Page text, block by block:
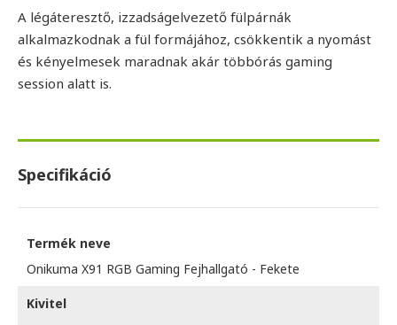
A légáteresztő, izzadságelvezető fülpárnák
alkalmazkodnak a fül formájához, csökkentik a nyomást
és kényelmesek maradnak akár többórás gaming
session alatt is.
Specifikáció
Termék neve
Onikuma X91 RGB Gaming Fejhallgató - Fekete
Kivitel